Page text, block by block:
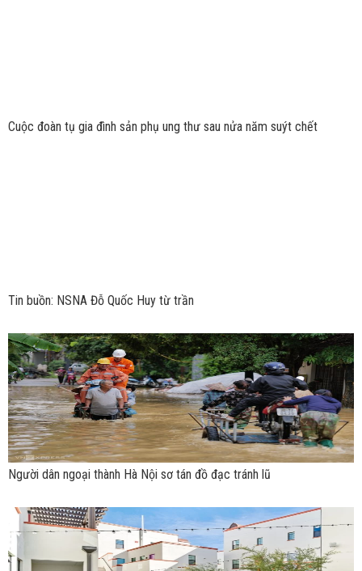
Cuộc đoàn tụ gia đình sản phụ ung thư sau nửa năm suýt chết
Tin buồn: NSNA Đỗ Quốc Huy từ trần
Người dân ngoại thành Hà Nội sơ tán đồ đạc tránh lũ